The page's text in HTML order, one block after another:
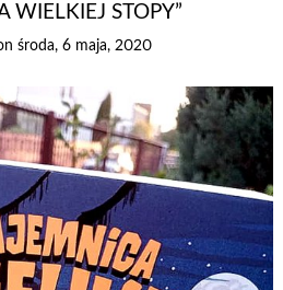
WIELKIEJ STOPY”
środa, 6 maja, 2020